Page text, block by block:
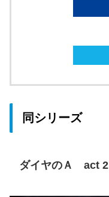
同シリーズ
ダイヤのＡ act 2